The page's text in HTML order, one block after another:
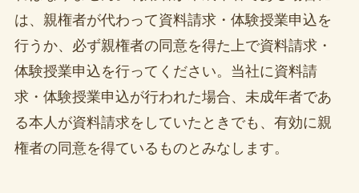
は、親権者が代わって資料請求・体験授業申込を
行うか、必ず親権者の同意を得た上で資料請求・
体験授業申込を行ってください。当社に資料請
求・体験授業申込が行われた場合、未成年者であ
る本人が資料請求をしていたときでも、有効に親
権者の同意を得ているものとみなします。